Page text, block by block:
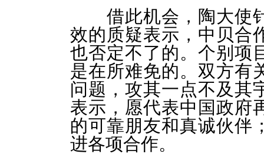
借此机会，陶大使针
效的质疑表示，中贝合
也否定不了的。个别项
是在所难免的。双方有
问题，攻其一点不及其
表示，愿代表中国政府
的可靠朋友和真诚伙伴
进各项合作。